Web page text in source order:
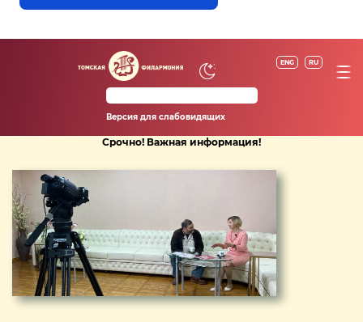
ENG RU
Версия для слабовидящих
Срочно! Важная информация!